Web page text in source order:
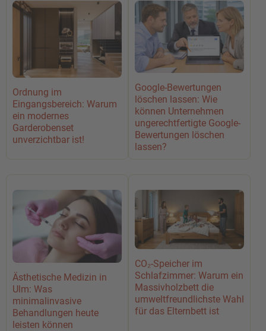
Ordnung im
Eingangsbereich: Warum
ein modernes
Garderobenset
unverzichtbar ist!
Google-Bewertungen
löschen lassen: Wie
können Unternehmen
ungerechtfertigte Google-
Bewertungen löschen
lassen?
Ästhetische Medizin in
Ulm: Was
minimalinvasive
Behandlungen heute
leisten können
CO₂-Speicher im
Schlafzimmer: Warum ein
Massivholzbett die
umweltfreundlichste Wahl
für das Elternbett ist